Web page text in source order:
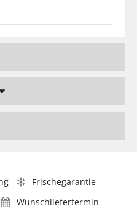
Frischegarantie
Wunschliefertermin